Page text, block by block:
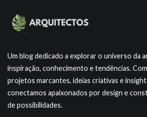
Um blog dedicado a explorar o universo da
inspiração, conhecimento e tendências.
projetos marcantes, ideias criativas e
conectamos apaixonados por design e
de possibilidades.